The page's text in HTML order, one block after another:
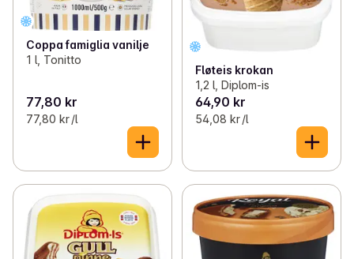
Coppa famiglia vanilje
1 l, Tonitto
77,80 kr
77,80 kr /l
Fløteis krokan
1,2 l, Diplom-is
64,90 kr
54,08 kr /l